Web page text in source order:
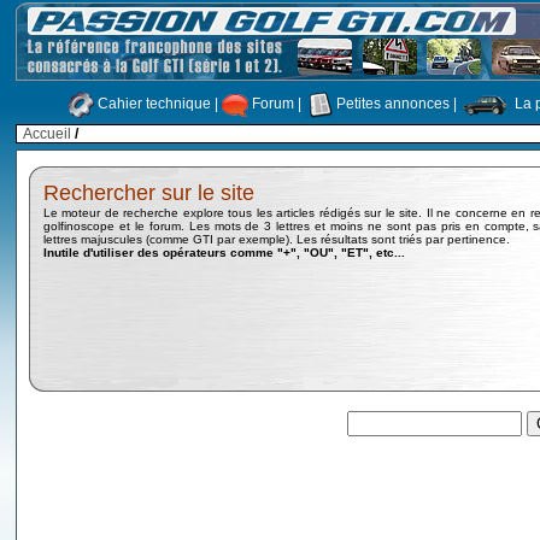
Cahier technique Forum Petites annonces
La
Accueil /
Rechercher sur le site
Le moteur de recherche explore tous les articles rédigés sur le site. Il ne concerne en
golfinoscope et le forum. Les mots de 3 lettres et moins ne sont pas pris en compte,
lettres majuscules (comme GTI par exemple). Les résultats sont triés par pertinence.
Inutile d'utiliser des opérateurs comme "+", "OU", "ET", etc...